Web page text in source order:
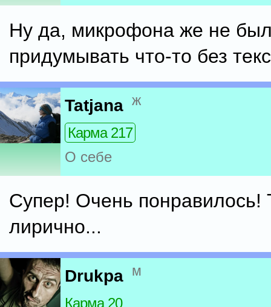
Ну да, микрофона же не
придумывать что-то без
Tatjana ж
Карма 217
О себе
Супер! Очень понравилось!
лирично...
Drukpa м
Карма 20